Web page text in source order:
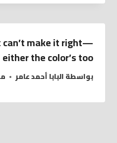
can’t make it right—
either the color’s too
بواسطةالبابا أحمد عامر